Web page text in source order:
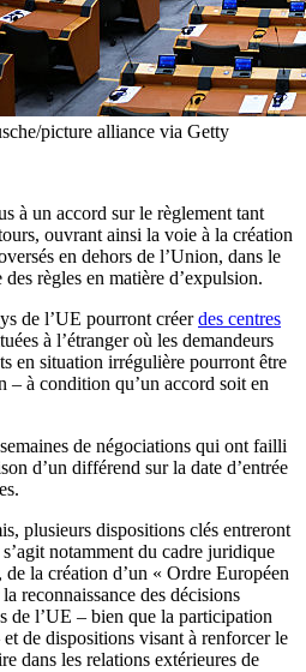
picture alliance via Getty
à un accord sur le règlement tant
ouvrant ainsi la voie à la création
en dehors de l’Union, dans le
règles en matière d’expulsion.
de l’UE pourront créerdes centres
à l’étranger où les demandeurs
en situation irrégulière pourront être
– à condition qu’un accord soit en
de négociations qui ont failli
d’un différend sur la date d’entrée
plusieurs dispositions clés entreront
notamment du cadre juridique
de la création d’un « Ordre Européen
reconnaissance des décisions
de l’UE – bien que la participation
de dispositions visant à renforcer le
dans les relations extérieures de